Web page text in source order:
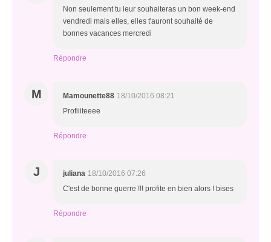
Non seulement tu leur souhaiteras un bon week-end
vendredi mais elles, elles t'auront souhaité de
bonnes vacances mercredi
Répondre
M Mamounette88 18/10/2016 08:21
Profiiiteeee
Répondre
J juliana 18/10/2016 07:26
C'est de bonne guerre !!! profite en bien alors ! bises
Répondre